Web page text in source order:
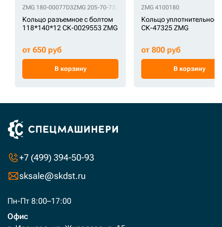
ZMG 180-00077D3ZMG 205-70-73280 ZMG 401107-02681
Кольцо разъемное с болтом
118*140*12 СК-0029553 ZMG
от 650 руб
В корзину
ZMG 4100180
Кольцо уплотнительное
СК-47325 ZMG
от 800 руб
В корзину
+7 (499) 394-50-93
sksale@skdst.ru
Пн-Пт 8:00–17:00
Офис